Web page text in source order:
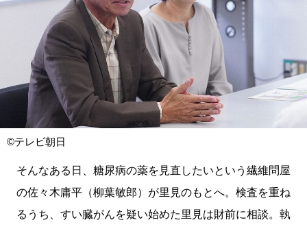
©テレビ朝日
そんなある日、糖尿病の薬を見直したいという繊維問屋
の佐々木庸平（柳葉敏郎）が里見のもとへ。検査を重ね
るうち、すい臓がんを疑い始めた里見は財前に相談。執